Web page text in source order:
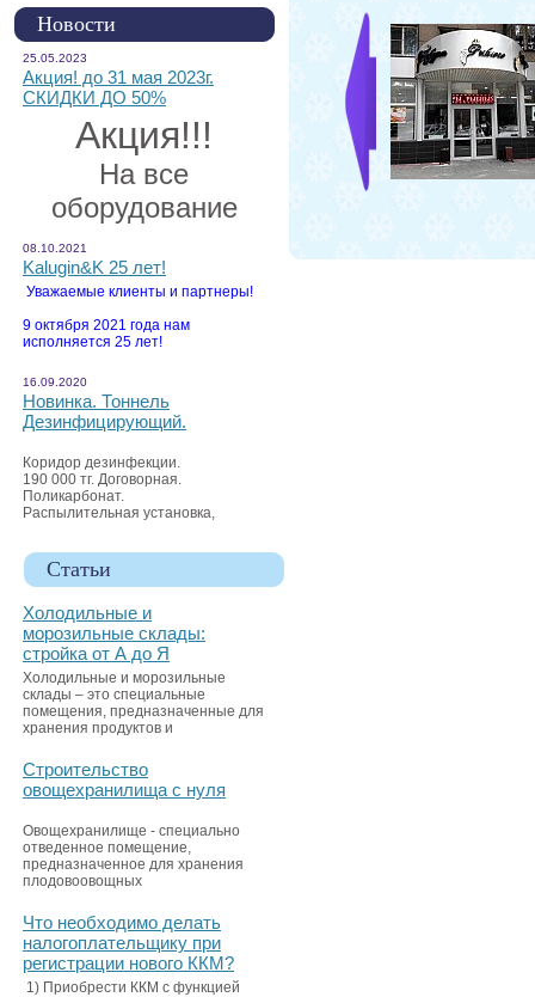
Новости
25.05.2023
Акция! до 31 мая 2023г.
СКИДКИ ДО 50%
Акция!!!
На все
оборудование
08.10.2021
Kalugin&K 25 лет!
Уважаемые клиенты и партнеры!
9 октября 2021 года нам
исполняется 25 лет!
16.09.2020
Новинка. Тоннель
Дезинфицирующий.
Коридор дезинфекции.
190 000 тг. Договорная.
Поликарбонат.
Распылительная установка,
Статьи
Холодильные и
морозильные склады:
стройка от А до Я
Холодильные и морозильные
склады – это специальные
помещения, предназначенные для
хранения продуктов и
Строительство
овощехранилища с нуля
Овощехранилище - специально
отведенное помещение,
предназначенное для хранения
плодовоовощных
Что необходимо делать
налогоплательщику при
регистрации нового ККМ?
1) Приобрести ККМ с функцией